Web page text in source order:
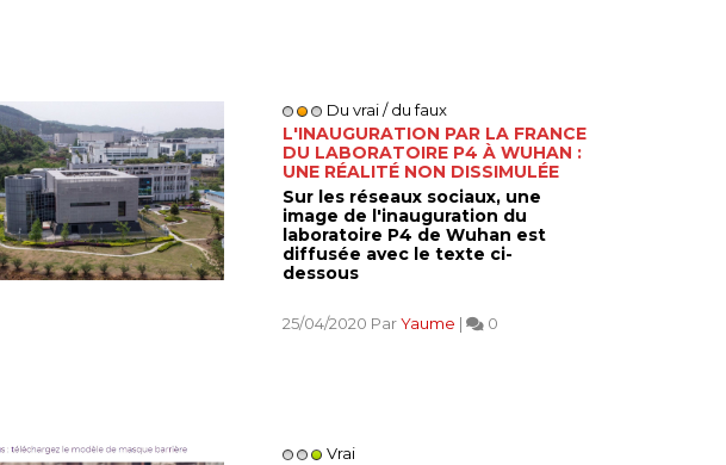
Du vrai / du faux
L'INAUGURATION PAR LA FRANCE
DU LABORATOIRE P4 À WUHAN :
UNE RÉALITÉ NON DISSIMULÉE
Sur les réseaux sociaux, une
image de l'inauguration du
laboratoire P4 de Wuhan est
diffusée avec le texte ci-
dessous
25/04/2020 ParYaume | 0
Vrai